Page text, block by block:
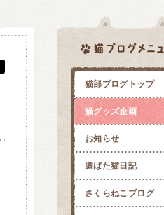
猫部ブログトップ
猫グッズ企画
お知らせ
道ばた猫日記
さくらねこブログ